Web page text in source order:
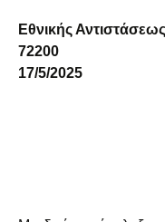
Εθνικής
72200
17/5/2025